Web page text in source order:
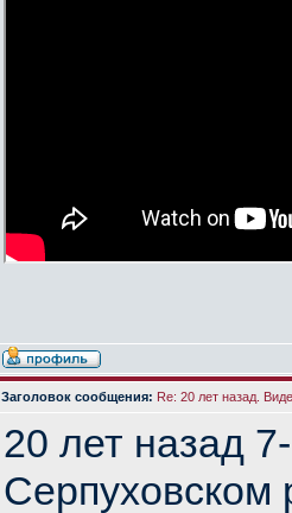
Заголовок сообщения: Re: 20 лет назад.
20 лет назад
Серпуховском